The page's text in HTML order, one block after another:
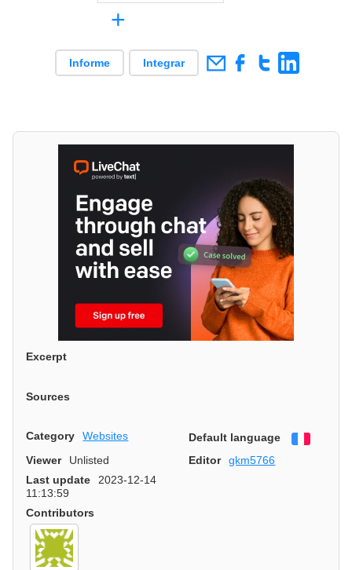
+
Informe Integrar
Excerpt
Sources
Category Websites Default language
Viewer
Unlisted Editor
gkm5766
Last update
2023-12-14
11:13:59
Contributors